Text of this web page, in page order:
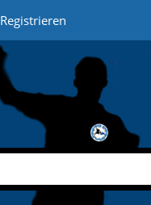
Registrieren